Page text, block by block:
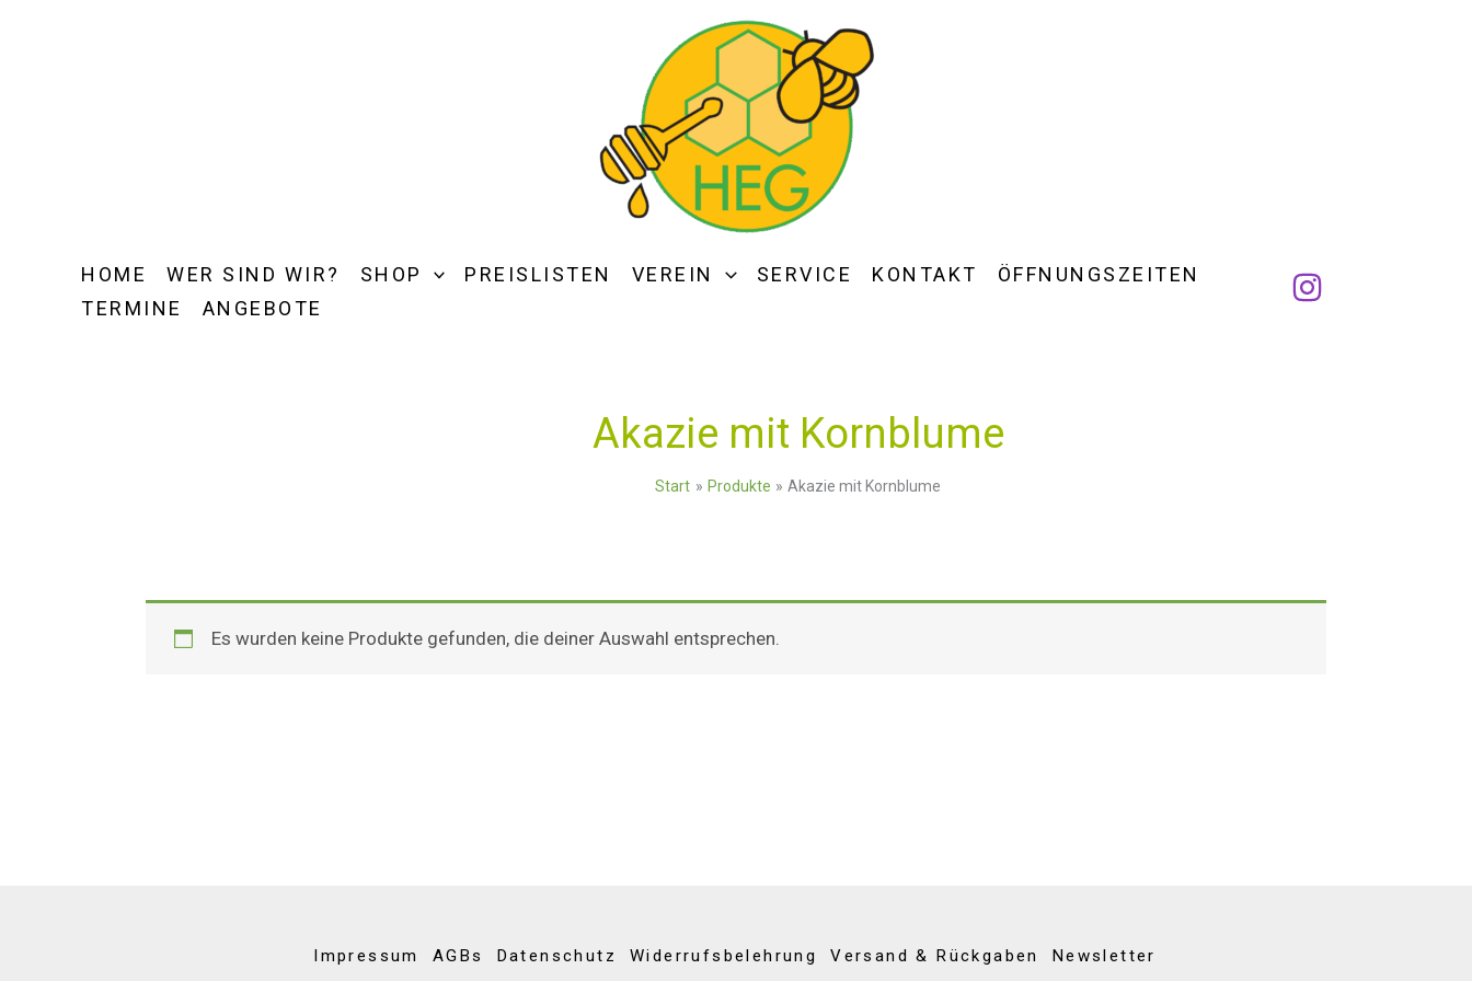
HOME WER SIND WIR? SHOP PREISLISTEN VEREIN SERVICE KONTAKT
ÖFFNUNGSZEITEN
TERMINE
ANGEBOTE
Akazie mit Kornblume
Start Produkte Akazie mit Kornblume
Es wurden keine Produkte gefunden, die deiner Auswahl entsprechen.
Impressum AGBs Datenschutz Widerrufsbelehrung Versand & Rückgaben Newsletter